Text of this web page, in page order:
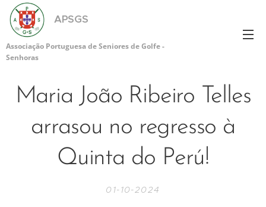
APSGS
Associação Portuguesa de Seniores de Golfe -
Senhoras
Maria João Ribeiro Telles
arrasou no regresso à
Quinta do Perú!
01-10-2024